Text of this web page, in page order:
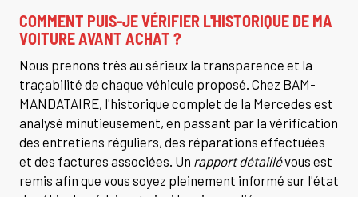
COMMENT PUIS-JE VÉRIFIER L'HISTORIQUE DE MA
VOITURE AVANT ACHAT ?
Nous prenons très au sérieux la transparence et la
traçabilité de chaque véhicule proposé. Chez BAM-
MANDATAIRE, l'historique complet de la Mercedes est
analysé minutieusement, en passant par la vérification
des entretiens réguliers, des réparations effectuées
et des factures associées. Un rapport détaillévous est
remis afin que vous soyez pleinement informé sur l'état